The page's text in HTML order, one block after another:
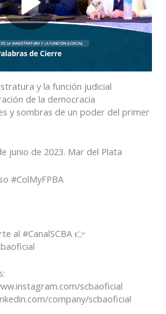
y la función judicial
de la democracia
y sombras de un poder del primer
junio de 2023. Mar del Plata
#ColMyFPBA
al #CanalSCBA 👉
scbaoficial
company/scbaoficial